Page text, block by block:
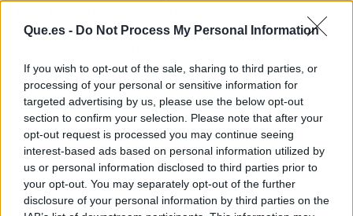
Que.es - Do Not Process My Personal Information
If you wish to opt-out of the sale, sharing to third parties, or
processing of your personal or sensitive information for
targeted advertising by us, please use the below opt-out
section to confirm your selection. Please note that after your
opt-out request is processed you may continue seeing
interest-based ads based on personal information utilized by
us or personal information disclosed to third parties prior to
your opt-out. You may separately opt-out of the further
disclosure of your personal information by third parties on the
Estos servicios deresearchy consultoría de
complementar alfeedbackde carácter más
directo. Contar con la ayuda de equipos
experimentados como BQRC permite que las
empresas puedan repensar su planificación y
establecer estrategias que focalicen en
satisfacer lo que transmite la voz del cliente.